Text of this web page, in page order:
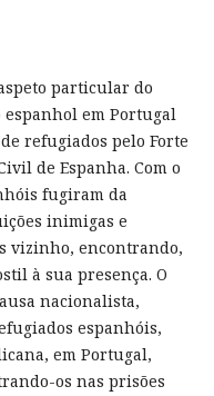
particular do
em Portugal
refugiados pelo Forte
de Espanha. Com o
fugiram da
inimigas e
vizinho, encontrando,
à sua presença. O
nacionalista,
espanhóis,
em Portugal,
os nas prisões